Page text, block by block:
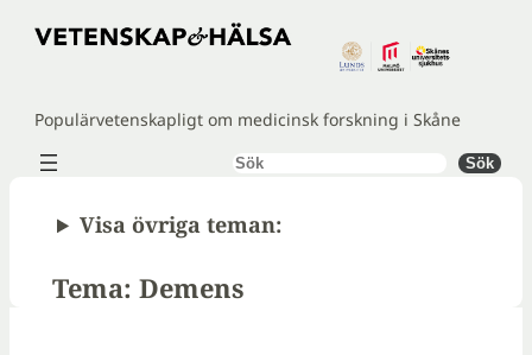
Hoppa
Populärvetenskapligt om medicinsk forskning i Skåne
Sök Sök
Visa övriga teman:
Tema: Demens